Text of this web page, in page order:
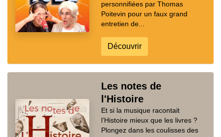
personnifiées par Thomas
Poitevin pour un faux grand
entretien de...
Découvrir
Les notes de
l'Histoire
Et si la musique racontait
l’Histoire mieux que les livres ?
Plongez dans les coulisses des